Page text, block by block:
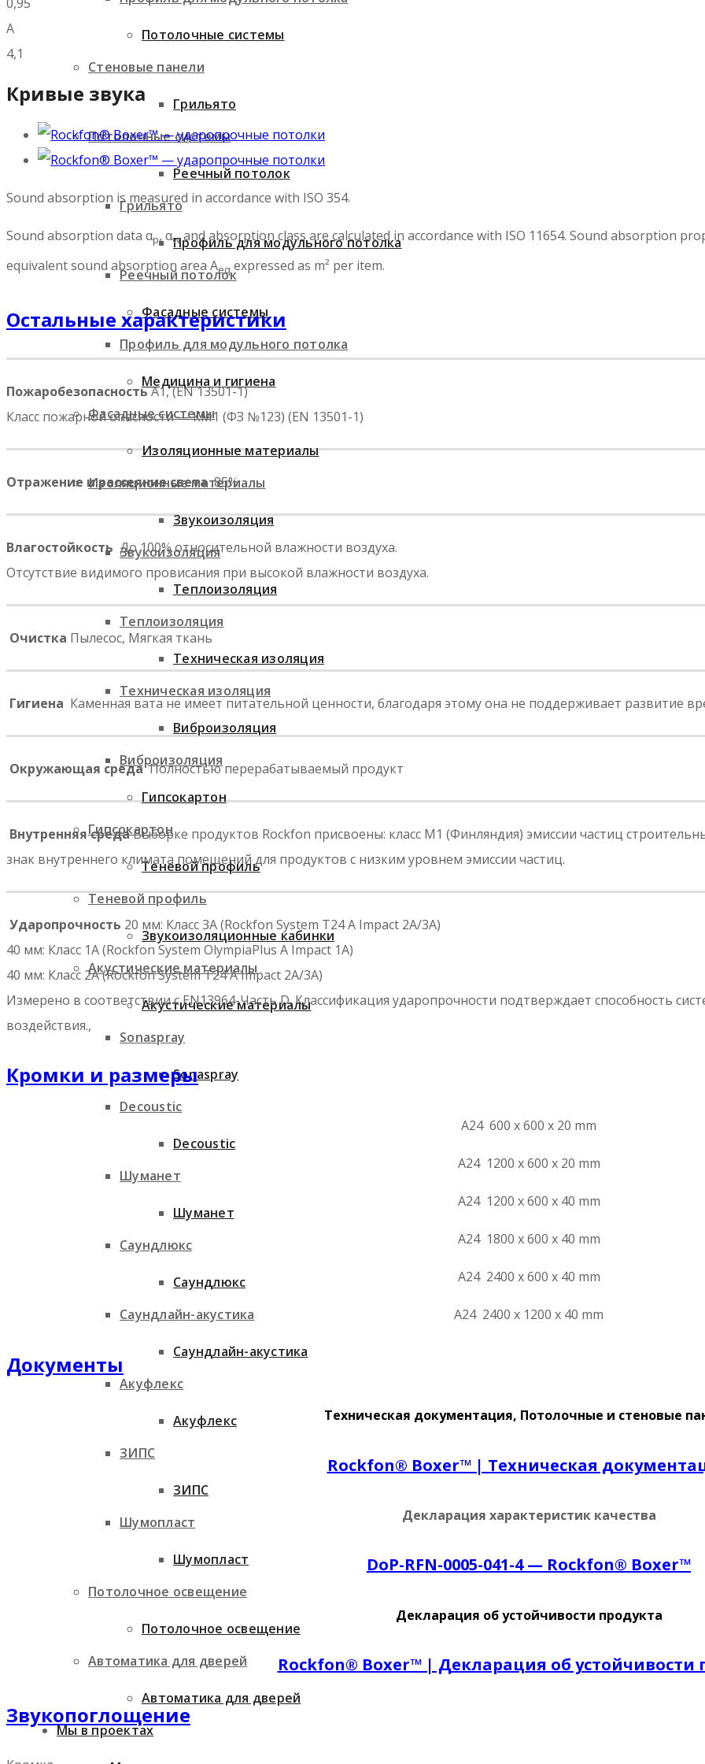
Стеновые панели
Потолочные системы
Грильято
Реечный потолок
Профиль для модульного потолка
Фасадные системы
Изоляционные материалы
Звукоизоляция
Теплоизоляция
Техническая изоляция
Виброизоляция
Гипсокартон
Теневой профиль
Акустические материалы
Sonaspray
Decoustic
Шуманет
Саундлюкс
Саундлайн-акустика
Акуфлекс
ЗИПС
Шумопласт
Потолочное освещение
Автоматика для дверей
Мы в проектах
Потолочные системы
Грильято
Реечный потолок
Профиль для модульного потолка
Фасадные системы
Медицина и гигиена
Изоляционные материалы
Звукоизоляция
Теплоизоляция
Техническая изоляция
Виброизоляция
Гипсокартон
Теневой профиль
Звукоизоляционные кабинки
Акустические материалы
Sonaspray
Decoustic
Шуманет
Саундлюкс
Саундлайн-акустика
Акуфлекс
ЗИПС
Шумопласт
Потолочное освещение
Автоматика для дверей
A
4,1
Кривые звука
Sound absorption is measured in accordance with ISO 354.
Sound absorption data αp, αwand absorption class are calculated in accordance with ISO 11654. Sound absorption
equivalent sound absorption area Aeq expressed as m² per item.
Остальные характеристики
ПожаробезопасностьA1, (EN 13501-1)
Класс пожарной опасности — КМ1 (ФЗ №123) (EN 13501-1)
Отражение и рассеяние света85%
Влагостойкость До 100% относительной влажности воздуха.
Отсутствие видимого провисания при высокой влажности воздуха.
Очистка Пылесос, Мягкая ткань
Гигиена Каменная вата не имеет питательной ценности, благодаря этому она не поддерживает развитие
Окружающая средаПолностью перерабатываемый продукт
Внутренняя средаВыборке продуктов Rockfon присвоены: класс M1 (Финляндия) эмиссии частиц
знак внутреннего климата помещений для продуктов с низким уровнем эмиссии частиц.
Ударопрочность 20 мм: Класс 3А (Rockfon System T24 A Impact 2A/3A)
40 мм: Класс 1А (Rockfon System OlympiaPlus A Impact 1A)
40 мм: Класс 2А (Rockfon System T24 A Impact 2A/3A)
Измерено в соответствии с EN13964-Часть D. Классификация ударопрочности подтверждает способность
воздействия.,
Кромки и размеры
A24 600 x 600 x 20 mm
A24 1200 x 600 x 20 mm
A24 1200 x 600 x 40 mm
A24 1800 x 600 x 40 mm
A24 2400 x 600 x 40 mm
A24 2400 x 1200 x 40 mm
Документы
Техническая документация, Потолочные и стеновые
Rockfon® Boxer™ | Техническая
Декларация характеристик качества
DoP-RFN-0005-041-4 — Rockfon® Boxer™
Декларация об устойчивости продукта
Rockfon® Boxer™ | Декларация об устойчивости
Звукопоглощение